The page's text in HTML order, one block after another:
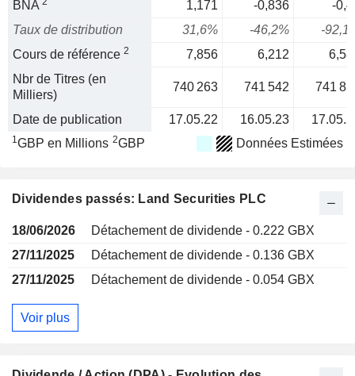
BNA
1,171 -0,836
-
Taux de distribution
31,6% -46,2%
-
Cours de référence 2 7,856 6,212
Nbr de Titres (en
Milliers)
740 263 741 542 741
Date de publication 17.05.22 16.05.23
1GBP en Millions 2GBP Données Estimées
Dividendes passés: Land Securities PLC
18/06/2026
Détachement de dividende - 0.222 GBX
27/11/2025
Détachement de dividende - 0.136 GBX
27/11/2025
Détachement de dividende - 0.054 GBX
Voir plus